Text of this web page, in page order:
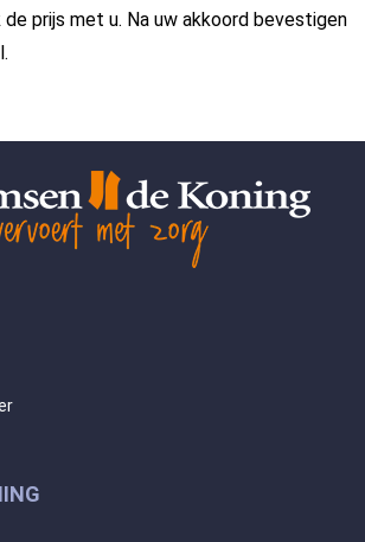
prijs met u. Na uw akkoord bevestigen